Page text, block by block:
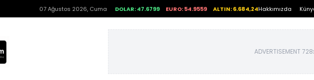
07 Ağustos 2026, Cuma DOLAR: 47.6799 EURO: 54.9559 ALTIN: 6.684,24Hakkımızda
ADVERTISEMENT